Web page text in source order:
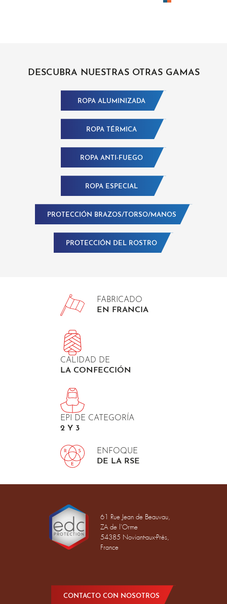
DESCUBRA NUESTRAS OTRAS GAMAS
ROPA ALUMINIZADA
ROPA TÉRMICA
ROPA ANTI-FUEGO
ROPA ESPECIAL
PROTECCIÓN BRAZOS/TORSO/MANOS
PROTECCIÓN DEL ROSTRO
FABRICADO
EN FRANCIA
CALIDAD DE
LA CONFECCIÓN
EPI DE CATEGORÍA
2 Y 3
ENFOQUE
DE LA RSE
61 Rue Jean de Beauvau,
ZA de l'Orme
54385 Noviant-aux-Prés,
France
CONTACTO CON NOSOTROS